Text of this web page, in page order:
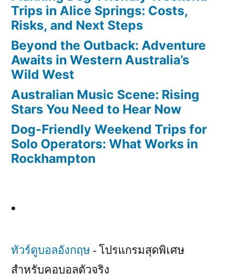
Trips in Alice Springs: Costs,
Risks, and Next Steps
Beyond the Outback: Adventure
Awaits in Western Australia’s
Wild West
Australian Music Scene: Rising
Stars You Need to Hear Now
Dog-Friendly Weekend Trips for
Solo Operators: What Works in
Rockhampton
ทัวร์ดูบอลอังกฤษ - โปรแกรมสุดพิเศษ
สำหรับคอบอลตัวจริง